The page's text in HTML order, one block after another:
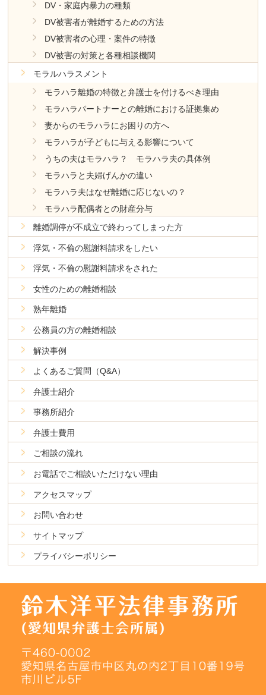
DV・家庭内暴力の種類
DV被害者が離婚するための方法
DV被害者の心理・案件の特徴
DV被害の対策と各種相談機関
モラルハラスメント
モラハラ離婚の特徴と弁護士を付けるべき理由
モラハラパートナーとの離婚における証拠集め
妻からのモラハラにお困りの方へ
モラハラが子どもに与える影響について
うちの夫はモラハラ？ モラハラ夫の具体例
モラハラと夫婦げんかの違い
モラハラ夫はなぜ離婚に応じないの？
モラハラ配偶者との財産分与
離婚調停が不成立で終わってしまった方
浮気・不倫の慰謝料請求をしたい
浮気・不倫の慰謝料請求をされた
女性のための離婚相談
熟年離婚
公務員の方の離婚相談
解決事例
よくあるご質問（Q&A）
弁護士紹介
事務所紹介
弁護士費用
ご相談の流れ
お電話でご相談いただけない理由
アクセスマップ
お問い合わせ
サイトマップ
プライバシーポリシー